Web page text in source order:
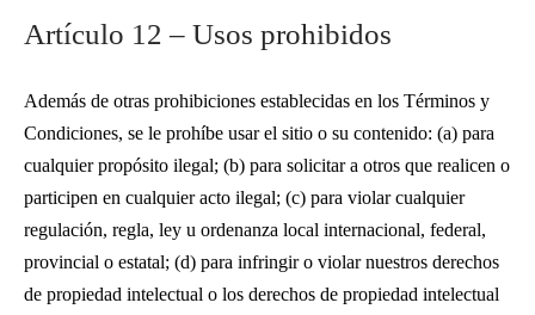
Artículo 12 – Usos prohibidos
Además de otras prohibiciones establecidas en los Términos y
Condiciones, se le prohíbe usar el sitio o su contenido: (a) para
cualquier propósito ilegal; (b) para solicitar a otros que realicen o
participen en cualquier acto ilegal; (c) para violar cualquier
regulación, regla, ley u ordenanza local internacional, federal,
provincial o estatal; (d) para infringir o violar nuestros derechos
de propiedad intelectual o los derechos de propiedad intelectual